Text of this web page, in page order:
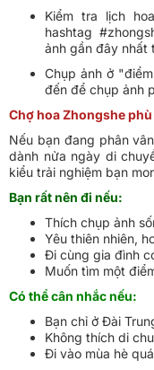
Kiểm tra lịch
hashtag
ảnh gần đây nhất
Chụp ảnh ở
đến để chụp ảnh
Chợ hoa Zhongshe
Nếu bạn đang phân
dành nửa ngày di
kiểu trải nghiệm bạn
Bạn rất nên đi nếu:
Thích chụp ảnh
Yêu thiên nhiên,
Đi cùng gia đình
Muốn tìm một
Có thể cân nhắc nếu:
Bạn chỉ ở Đài
Không thích di
Đi vào mùa hè